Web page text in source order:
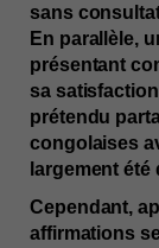
sans
En parallèle,
présentant
sa
prétendu
congolaises
largement
Cependant,
affirmations